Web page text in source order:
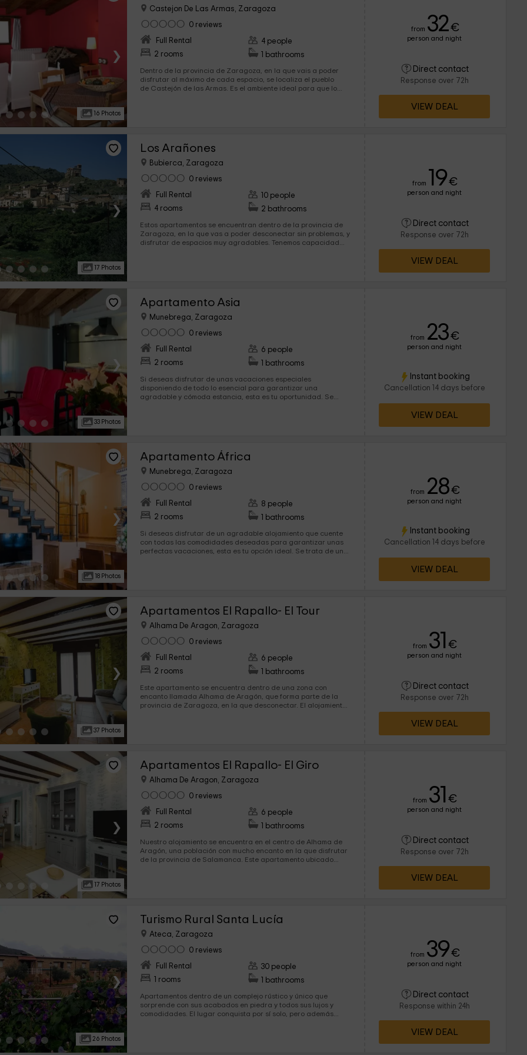
›
16 Photos
Castejon De Las Armas, Zaragoza
0 reviews
Full Rental
2 rooms
4 people
1 bathrooms
Dentro de la provincia de Zaragoza, en la que vais a poder
disfrutar al máximo de cada espacio, se localiza el pueblo
de Castejón de las Armas. Es el ambiente ideal para que lo
from 32€
person and night
Direct contact
Response over 72h
VIEW DEAL
›
17 Photos
Los Arañones
Bubierca, Zaragoza
0 reviews
Full Rental
4 rooms
10 people
2 bathrooms
Estos apartamentos se encuentran dentro de la provincia de
Zaragoza, en la que vas a poder desconectar sin problemas, y
disfrutar de espacios muy agradables. Tenemos capacidad
from 19€
person and night
Direct contact
Response over 72h
VIEW DEAL
›
33 Photos
Apartamento Asia
Munebrega, Zaragoza
0 reviews
Full Rental
2 rooms
6 people
1 bathrooms
Si deseas disfrutar de unas vacaciones especiales
disponiendo de todo lo esencial para garantizar una
agradable y cómoda estancia, esta es tu oportunidad. Se
from 23€
person and night
Instant booking
Cancellation 14 days before
VIEW DEAL
›
18 Photos
Apartamento África
Munebrega, Zaragoza
0 reviews
Full Rental
2 rooms
8 people
1 bathrooms
Si deseas disfrutar de un agradable alojamiento que cuente
con todas las comodidades deseadas para garantizar unas
perfectas vacaciones, esta es tu opción ideal. Se trata de un
from 28€
person and night
Instant booking
Cancellation 14 days before
VIEW DEAL
›
37 Photos
Apartamentos El Rapallo- El Tour
Alhama De Aragon, Zaragoza
0 reviews
Full Rental
2 rooms
6 people
1 bathrooms
Este apartamento se encuentra dentro de una zona con
encanto llamada Alhama de Aragón, que forma parte de la
provincia de Zaragoza, en la que desconectar. El alojamiento
from 31 €
person and night
Direct contact
Response over 72h
VIEW DEAL
›
17 Photos
Apartamentos El Rapallo- El Giro
Alhama De Aragon, Zaragoza
0 reviews
Full Rental
2 rooms
6 people
1 bathrooms
Nuestro alojamiento se encuentra en el centro de Alhama de
Aragón, una población con mucho encanto en la que disfrutar
de la provincia de Salamanca. Este apartamento ubicado
from 31 €
person and night
Direct contact
Response over 72h
VIEW DEAL
›
26 Photos
Turismo Rural Santa Lucía
Ateca, Zaragoza
0 reviews
Full Rental
1 rooms
30 people
1 bathrooms
Apartamentos dentro de un complejo rústico y único que
sorprende con sus acabados en piedra y todos sus lujos y
comodidades. El lugar conquista por sí solo, pero además
from 39€
person and night
Direct contact
Response within 24h
VIEW DEAL